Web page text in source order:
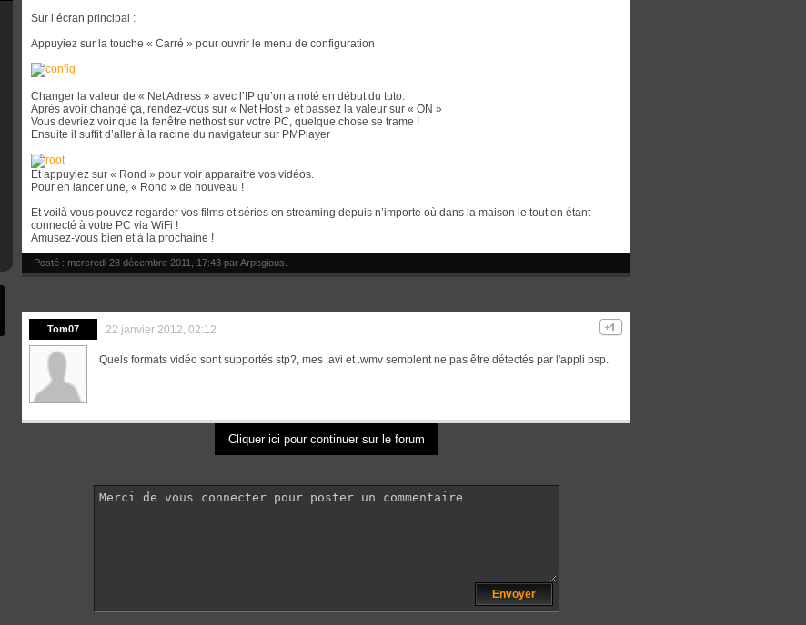
Sur l’écran principal :
Appuyiez sur la touche « Carré » pour ouvrir le menu de configuration
Changer la valeur de « Net Adress » avec l’IP qu’on a noté en début du tuto.
Après avoir changé ça, rendez-vous sur « Net Host » et passez la valeur sur « ON »
Vous devriez voir que la fenêtre nethost sur votre PC, quelque chose se trame !
Ensuite il suffit d’aller à la racine du navigateur sur PMPlayer
Et appuyiez sur « Rond » pour voir apparaitre vos vidéos.
Pour en lancer une, « Rond » de nouveau !
Et voilà vous pouvez regarder vos films et séries en streaming depuis n’importe où dans la maison le tout en étant
connecté à votre PC via WiFi !
Amusez-vous bien et à la prochaine !
Posté : mercredi 28 décembre 2011, 17:43 parArpegious
Tom07 22 janvier 2012, 02:12
Quels formats vidéo sont supportés stp?, mes .avi et .wmv semblent ne pas être détectés par l'appli psp.
Cliquer ici pour continuer sur le forum
Envoyer